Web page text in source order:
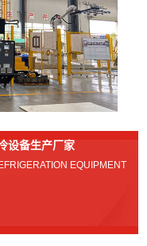
设备生产厂家
EQUIPMENT